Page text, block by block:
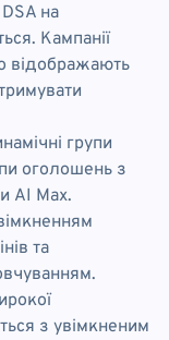
на
Кампанії
відображають
групи
оголошень з
AI Max.
та
з увімкненим